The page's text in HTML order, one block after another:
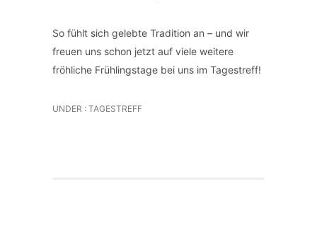
So fühlt sich gelebte Tradition an – und wir
freuen uns schon jetzt auf viele weitere
fröhliche Frühlingstage bei uns im Tagestreff!
UNDER : TAGESTREFF